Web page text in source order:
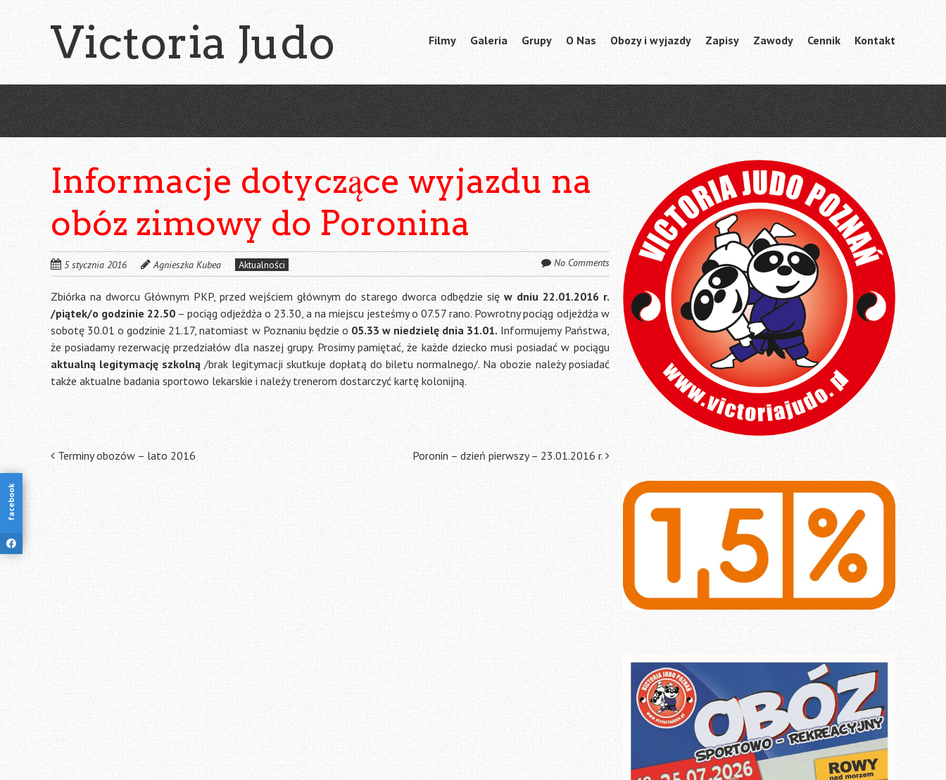
content
Victoria Judo Menu
Skip
to
content
Filmy Galeria Grupy O Nas Obozy i wyjazdy Zapisy Zawody Cennik Kontakt
Informacje dotyczące wyjazdu na
obóz zimowy do Poronina
5 stycznia 2016 Agnieszka Kubea Aktualności No Comments
Zbiórka na dworcu Głównym PKP, przed wejściem głównym do starego dworca odbędzie się w dniu 22.01.2016 r.
/piątek/o godzinie 22.50 – pociąg odjeżdża o 23.30, a na miejscu jesteśmy o 07.57 rano. Powrotny pociąg odjeżdża w
sobotę 30.01 o godzinie 21.17, natomiast w Poznaniu będzie o 05.33 w niedzielę dnia 31.01. Informujemy Państwa,
że posiadamy rezerwację przedziałów dla naszej grupy. Prosimy pamiętać, że każde dziecko musi posiadać w pociągu
aktualną legitymację szkolną /brak legitymacji skutkuje dopłatą do biletu normalnego/. Na obozie należy posiadać
także aktualne badania sportowo lekarskie i należy trenerom dostarczyć kartę kolonijną.
Post
navigation
Terminy obozów – lato 2016 Poronin – dzień pierwszy – 23.01.2016 r.
facebook